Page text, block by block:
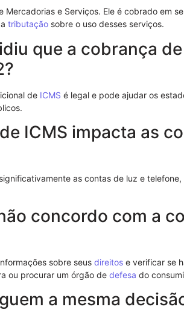
Mercadorias e Serviços. Ele é cobrado em
tributação sobre o uso desses serviços.
que a cobrança
de ICMS é legal e pode ajudar os
ICMS impacta as
as contas de luz e
concordo com a
sobre seus direitos e verificar se
ou procurar um órgão de defesa do
a mesma